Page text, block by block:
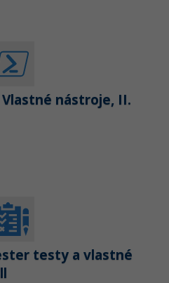
nástroje, II.
testy a vlastné